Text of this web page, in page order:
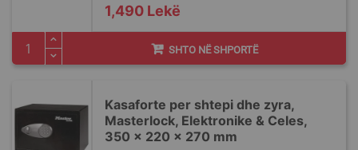
1,490 Lekë
SHTO NË SHPORTË
Kasaforte per shtepi dhe zyra,
Masterlock, Elektronike & Celes,
350 x 220 x 270 mm